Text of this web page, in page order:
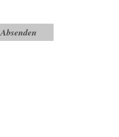
Absenden